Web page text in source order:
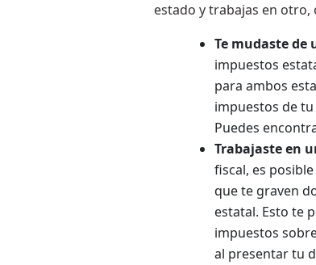
estado y trabajas en
Te mudaste de
impuestos
para ambos
impuestos de
Puedes
Trabajaste en
fiscal, es
que te graven
estatal. Esto te
impuestos
al presentar tu